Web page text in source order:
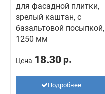
для фасадной плитки,
зрелый каштан, с
базальтовой посыпкой,
1250 мм
Цена 18.30 р.
Подробнее